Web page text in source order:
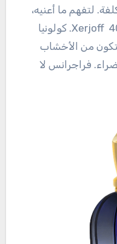
لتفهم ما أعنيه،
أشجعك على تجربة عطر Xerjoff 40 Knots. كولونيا
من الأخشاب
فراجرانس لا